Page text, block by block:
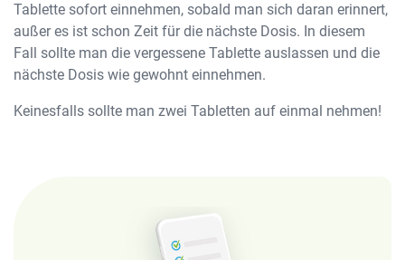
Tablette sofort einnehmen, sobald man sich daran erinnert,
außer es ist schon Zeit für die nächste Dosis. In diesem
Fall sollte man die vergessene Tablette auslassen und die
nächste Dosis wie gewohnt einnehmen.
Keinesfalls sollte man zwei Tabletten auf einmal nehmen!